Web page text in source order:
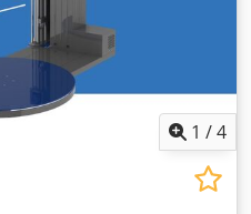
1 /4